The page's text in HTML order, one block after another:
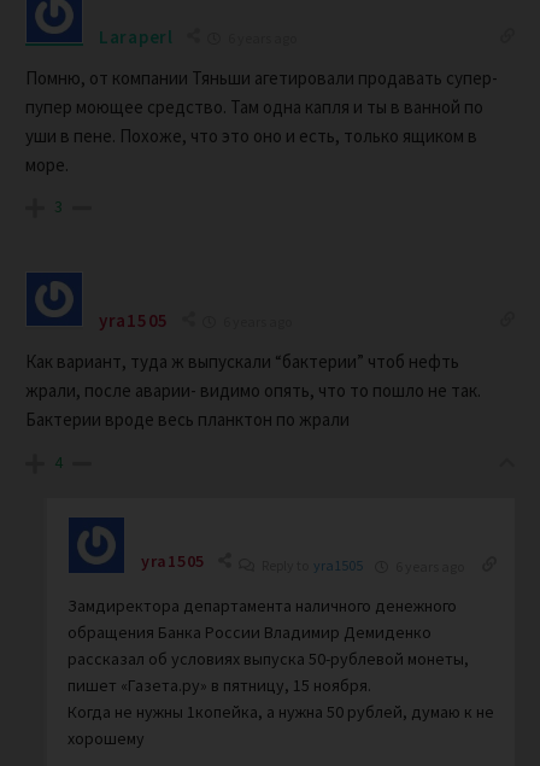
Laraperl
Помню, от компании Тяньши агетировали продавать супер-
пупер моющее средство. Там одна капля и ты в ванной по
уши в пене. Похоже, что это оно и есть, только ящиком в
море.
3
yra1505
Как вариант, туда ж выпускали “бактерии” чтоб нефть
жрали, после аварии- видимо опять, что то пошло не так.
Бактерии вроде весь планктон по жрали
4
yra1505 yra1505
Замдиректора департамента наличного денежного
обращения Банка России Владимир Демиденко
рассказал об условиях выпуска 50-рублевой монеты,
пишет «Газета.ру» в пятницу, 15 ноября.
Когда не нужны 1копейка, а нужна 50 рублей, думаю к не
хорошему